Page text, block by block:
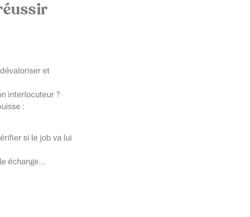
et
interlocuteur ?
:
si le job va lui
échange…